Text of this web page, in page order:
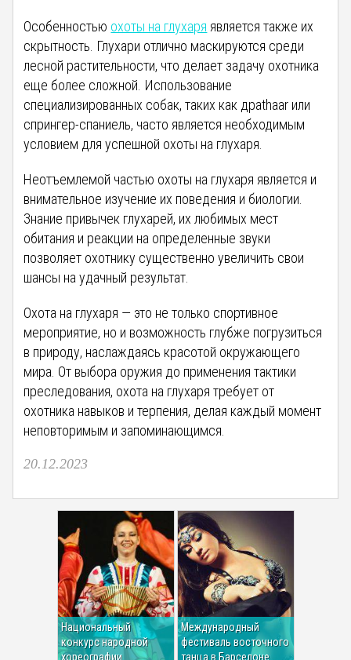
Особенностью охоты на глухаря является также их
скрытность. Глухари отлично маскируются среди
лесной растительности, что делает задачу охотника
еще более сложной. Использование
специализированных собак, таких как дрathaar или
спрингер-спаниель, часто является необходимым
условием для успешной охоты на глухаря.
Неотъемлемой частью охоты на глухаря является и
внимательное изучение их поведения и биологии.
Знание привычек глухарей, их любимых мест
обитания и реакции на определенные звуки
позволяет охотнику существенно увеличить свои
шансы на удачный результат.
Охота на глухаря — это не только спортивное
мероприятие, но и возможность глубже погрузиться
в природу, наслаждаясь красотой окружающего
мира. От выбора оружия до применения тактики
преследования, охота на глухаря требует от
охотника навыков и терпения, делая каждый момент
неповторимым и запоминающимся.
20.12.2023
Национальный
конкурс народной
хореографии.
Международный
фестиваль восточного
танца в Барселоне